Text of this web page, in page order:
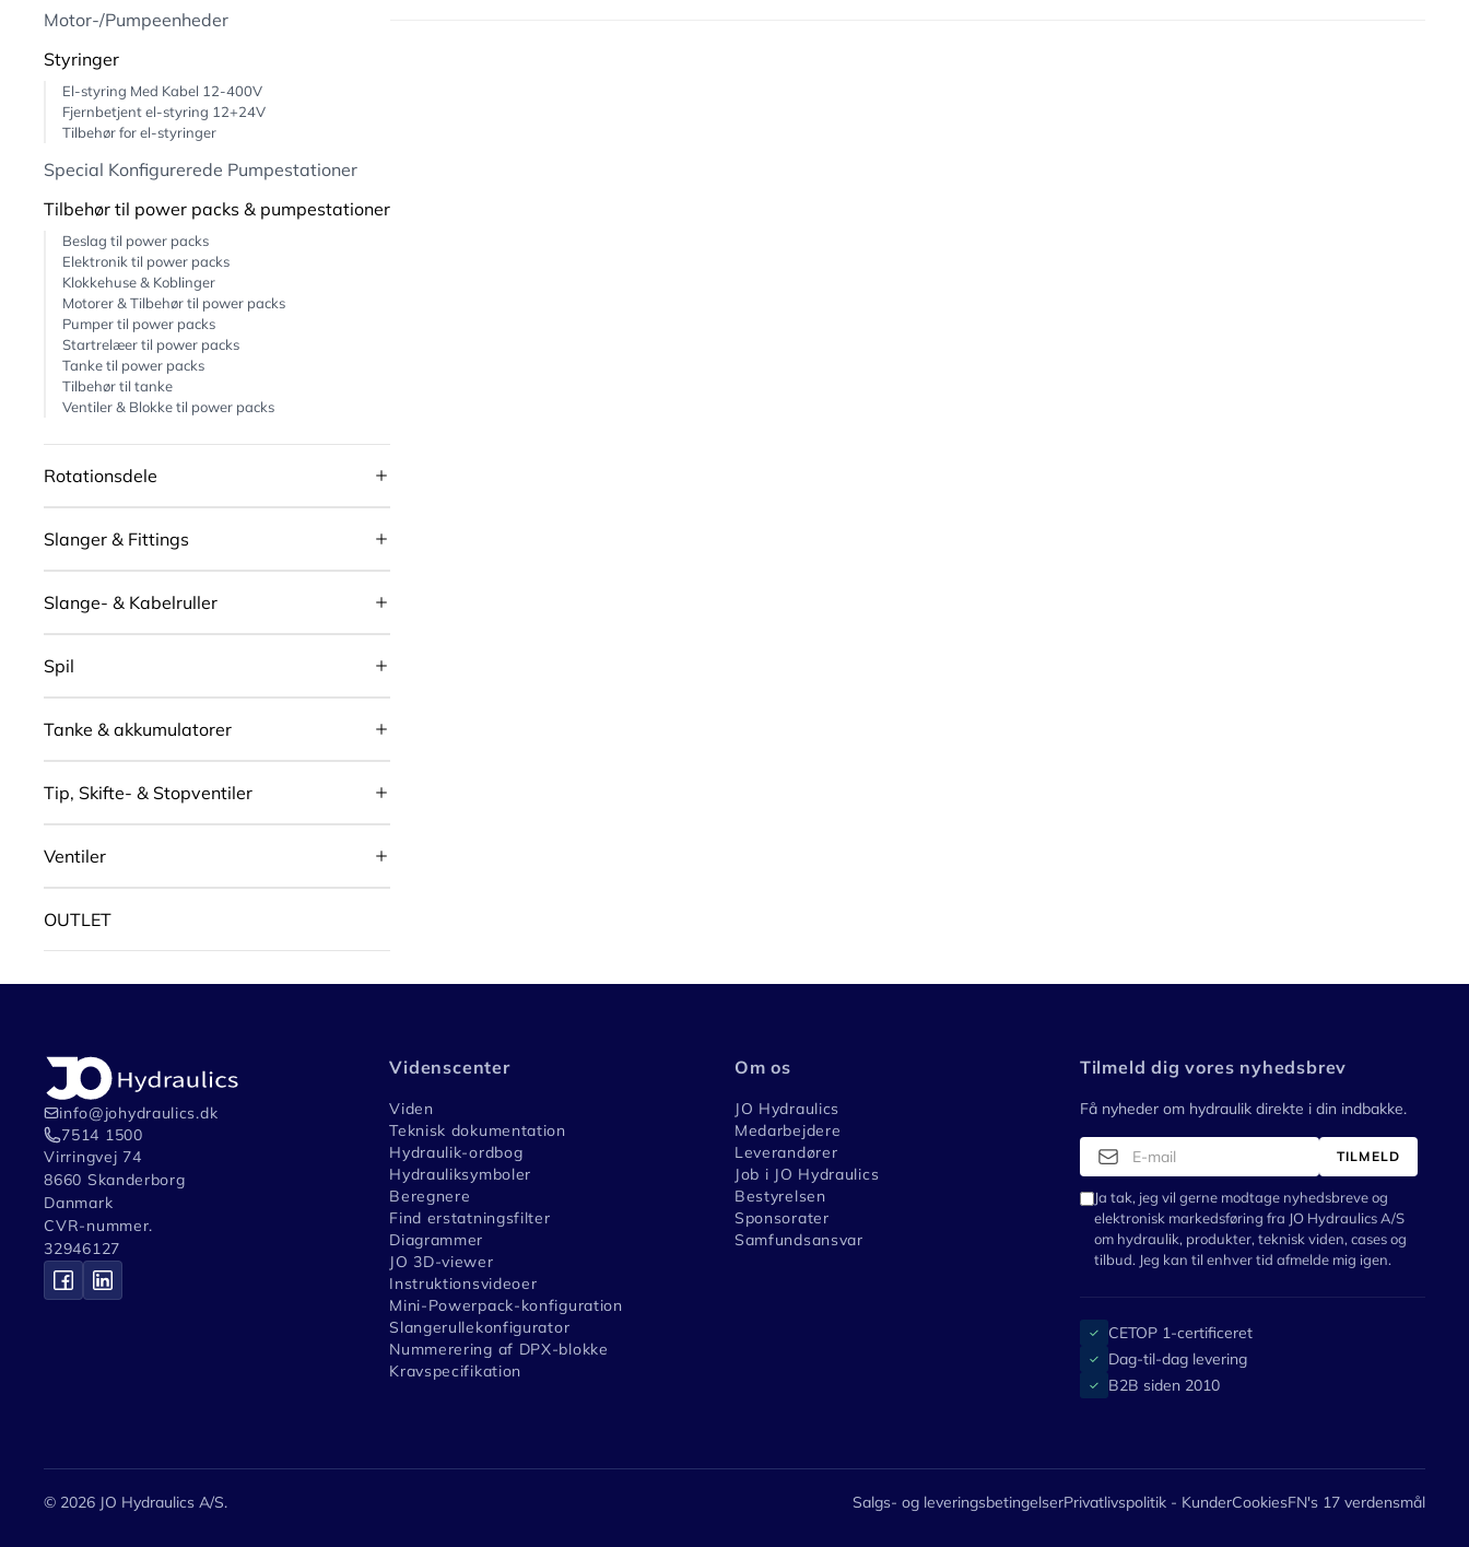
Motor-/Pumpeenheder
Styringer
El-styring Med Kabel 12-400V
Fjernbetjent el-styring 12+24V
Tilbehør for el-styringer
Special Konfigurerede Pumpestationer
Tilbehør til power packs & pumpestationer
Beslag til power packs
Elektronik til power packs
Klokkehuse & Koblinger
Motorer & Tilbehør til power packs
Pumper til power packs
Startrelæer til power packs
Tanke til power packs
Tilbehør til tanke
Ventiler & Blokke til power packs
Rotationsdele
Slanger & Fittings
Slange- & Kabelruller
Spil
Tanke & akkumulatorer
Tip, Skifte- & Stopventiler
Ventiler
OUTLET
info@johydraulics.dk
7514 1500
Virringvej 74
8660 Skanderborg
Danmark
CVR-nummer.
32946127
Videnscenter
Viden
Teknisk dokumentation
Hydraulik-ordbog
Hydrauliksymboler
Beregnere
Find erstatningsfilter
Diagrammer
JO 3D-viewer
Instruktionsvideoer
Mini-Powerpack-konfiguration
Slangerullekonfigurator
Nummerering af DPX-blokke
Kravspecifikation
Om os
JO Hydraulics
Medarbejdere
Leverandører
Job i JO Hydraulics
Bestyrelsen
Sponsorater
Samfundsansvar
Tilmeld dig vores nyhedsbrev
Få nyheder om hydraulik direkte i din indbakke.
TILMELD
Ja tak, jeg vil gerne modtage nyhedsbreve og
elektronisk markedsføring fra JO Hydraulics A/S
om hydraulik, produkter, teknisk viden, cases og
tilbud. Jeg kan til enhver tid afmelde mig igen.
✓ CETOP 1-certificeret
✓ Dag-til-dag levering
✓ B2B siden 2010
© 2026 JO Hydraulics A/S. Salgs- og leveringsbetingelserPrivatlivspolitik - KunderCookiesFN's 17 verdensmål